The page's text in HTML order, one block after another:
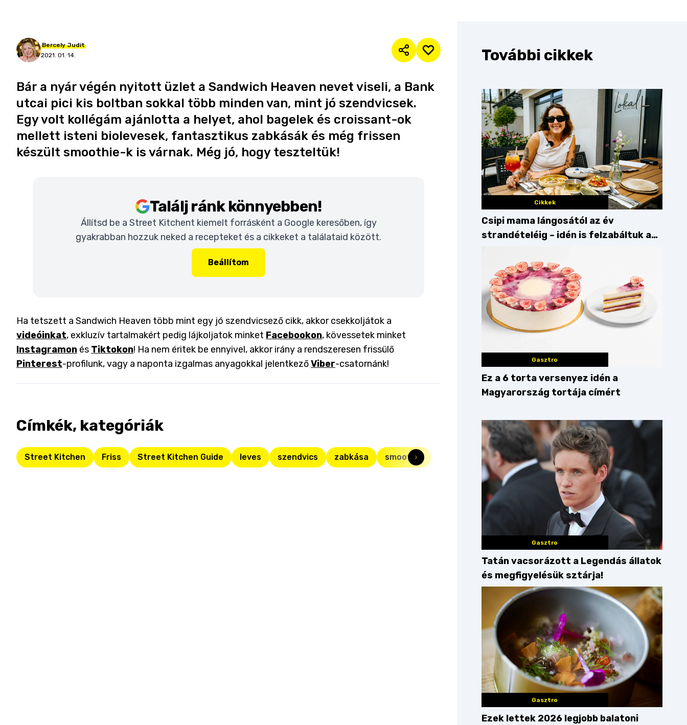
Bercely Judit
2021. 01. 14.
Bár a nyár végén nyitott üzlet a Sandwich Heaven nevet viseli, a Bank
utcai pici kis boltban sokkal több minden van, mint jó szendvicsek.
Egy volt kollégám ajánlotta a helyet, ahol bagelek és croissant-ok
mellett isteni biolevesek, fantasztikus zabkásák és még frissen
készült smoothie-k is várnak. Még jó, hogy teszteltük!
Találj ránk könnyebben!
Állítsd be a Street Kitchent kiemelt forrásként a Google keresőben, így
gyakrabban hozzuk neked a recepteket és a cikkeket a találataid között.
Beállítom
Ha tetszett a Sandwich Heaven több mint egy jó szendvicsező cikk, akkor csekkoljátok a
videóinkat, exkluzív tartalmakért pedig lájkoljatok minket Facebookon, kövessetek minket
Instagramon és Tiktokon! Ha nem éritek be ennyivel, akkor irány a rendszeresen frissülő
Pinterest-profilunk, vagy a naponta izgalmas anyagokkal jelentkezőViber-csatornánk!
Címkék, kategóriák
Street Kitchen Friss Street Kitchen Guide leves szendvics zabkása smoothie
További cikkek
Cikkek
Csipi mama lángosától az év
strandételéig – idén is felzabáltuk a
Gasztro
Ez a 6 torta versenyez idén a
Magyarország tortája címért
Gasztro
Tatán vacsorázott a Legendás állatok
és megfigyelésük sztárja!
Gasztro
Ezek lettek 2026 legjobb balatoni